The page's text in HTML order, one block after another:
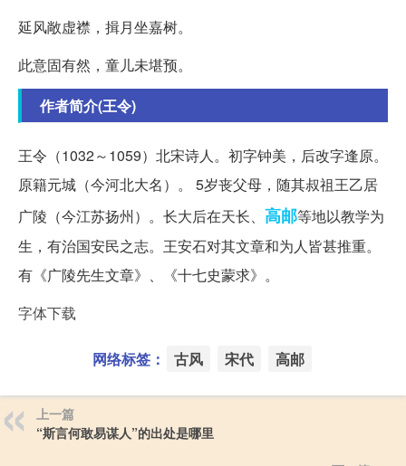
延风敞虚襟，揖月坐嘉树。
此意固有然，童儿未堪预。
作者简介(王令)
王令（1032～1059）北宋诗人。初字钟美，后改字逢原。
原籍元城（今河北大名）。 5岁丧父母，随其叔祖王乙居
广陵（今江苏扬州）。长大后在天长、 高邮等地以教学为
生，有治国安民之志。王安石对其文章和为人皆甚推重。
有《广陵先生文章》、《十七史蒙求》。
字体下载
网络标签： 古风 宋代 高邮
上一篇
“斯言何敢易谋人”的出处是哪里